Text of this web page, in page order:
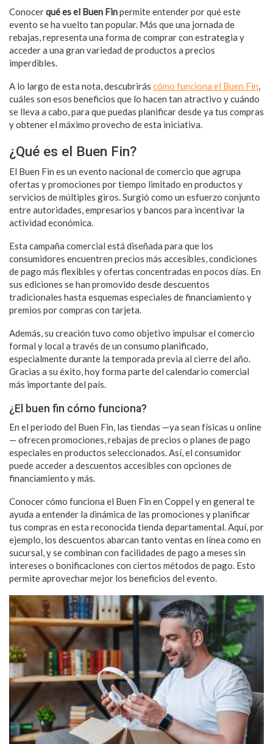
Conocerqué es el Buen Finpermite entender por qué este
evento se ha vuelto tan popular. Más que una jornada de
rebajas, representa una forma de comprar con estrategia y
acceder a una gran variedad de productos a precios
imperdibles.
A lo largo de esta nota, descubrirás cómo funciona el Buen Fin,
cuáles son esos beneficios que lo hacen tan atractivo y cuándo
se lleva a cabo, para que puedas planificar desde ya tus compras
y obtener el máximo provecho de esta iniciativa.
¿Qué es el Buen Fin?
El Buen Fin es un evento nacional de comercio que agrupa
ofertas y promociones por tiempo limitado en productos y
servicios de múltiples giros. Surgió como un esfuerzo conjunto
entre autoridades, empresarios y bancos para incentivar la
actividad económica.
Esta campaña comercial está diseñada para que los
consumidores encuentren precios más accesibles, condiciones
de pago más flexibles y ofertas concentradas en pocos días. En
sus ediciones se han promovido desde descuentos
tradicionales hasta esquemas especiales de financiamiento y
premios por compras con tarjeta.
Además, su creación tuvo como objetivo impulsar el comercio
formal y local a través de un consumo planificado,
especialmente durante la temporada previa al cierre del año.
Gracias a su éxito, hoy forma parte del calendario comercial
más importante del país.
¿El buen fin cómo funciona?
En el periodo del Buen Fin, las tiendas —ya sean físicas u online
— ofrecen promociones, rebajas de precios o planes de pago
especiales en productos seleccionados. Así, el consumidor
puede acceder a descuentos accesibles con opciones de
financiamiento y más.
Conocer cómo funciona el Buen Fin en Coppel y en general te
ayuda a entender la dinámica de las promociones y planificar
tus compras en esta reconocida tienda departamental. Aquí, por
ejemplo, los descuentos abarcan tanto ventas en línea como en
sucursal, y se combinan con facilidades de pago a meses sin
intereses o bonificaciones con ciertos métodos de pago. Esto
permite aprovechar mejor los beneficios del evento.